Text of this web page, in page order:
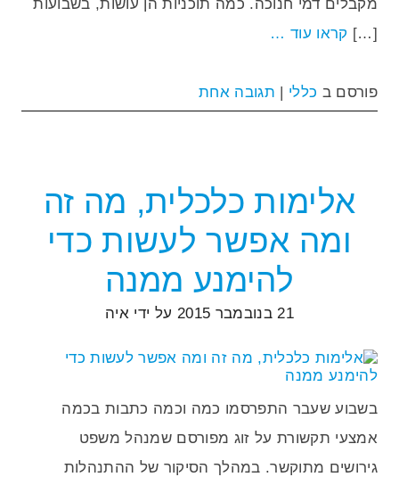
מקבלים דמי חנוכה. כמה תוכניות הן עושות, בשבועות
[…] קראו עוד …
פורסם ב כללי | תגובה אחת
אלימות כלכלית, מה זה
ומה אפשר לעשות כדי
להימנע ממנה
21 בנובמבר 2015 על ידי איה
בשבוע שעבר התפרסמו כמה וכמה כתבות בכמה
אמצעי תקשורת על זוג מפורסם שמנהל משפט
גירושים מתוקשר. במהלך הסיקור של ההתנהלות